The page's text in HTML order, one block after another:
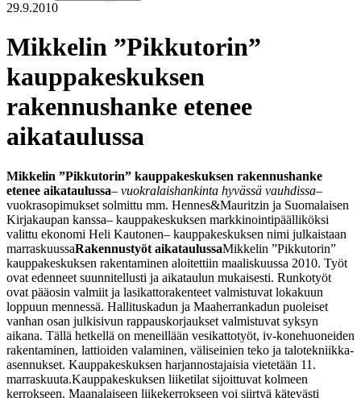
29.9.2010
Mikkelin ”Pikkutorin”
kauppakeskuksen
rakennushanke etenee
aikataulussa
Mikkelin ”Pikkutorin” kauppakeskuksen rakennushanke
etenee aikataulussa– vuokralaishankinta hyvässä vauhdissa–
vuokrasopimukset solmittu mm. Hennes&Mauritzin ja Suomalaisen
Kirjakaupan kanssa– kauppakeskuksen markkinointipäälliköksi
valittu ekonomi Heli Kautonen– kauppakeskuksen nimi julkaistaan
marraskuussaRakennustyöt aikataulussaMikkelin ”Pikkutorin”
kauppakeskuksen rakentaminen aloitettiin maaliskuussa 2010. Työt
ovat edenneet suunnitellusti ja aikataulun mukaisesti. Runkotyöt
ovat pääosin valmiit ja lasikattorakenteet valmistuvat lokakuun
loppuun mennessä. Hallituskadun ja Maaherrankadun puoleiset
vanhan osan julkisivun rappauskorjaukset valmistuvat syksyn
aikana. Tällä hetkellä on meneillään vesikattotyöt, iv-konehuoneiden
rakentaminen, lattioiden valaminen, väliseinien teko ja talotekniikka-
asennukset. Kauppakeskuksen harjannostajaisia vietetään 11.
marraskuuta.Kauppakeskuksen liiketilat sijoittuvat kolmeen
kerrokseen. Maanalaiseen liikekerrokseen voi siirtyä kätevästi